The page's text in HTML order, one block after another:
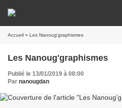
Accueil » Les Nanoug'graphismes
Les Nanoug'graphismes
Publié le 13/01/2019 à 08:00
Par nanougdan